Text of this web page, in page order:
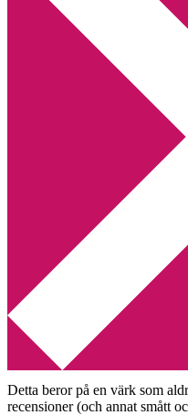
Hem
Boktolva
Författarfemman
Webbshop Amazon
Kriminalroman
Utskriftscentralen
Min tv-blogg
Ge inte upp –
2020-08-02 Annika
Jag har under åren fått ta emot
vårt avtal.
Detta beror på en värk som
recensioner (och annat smått